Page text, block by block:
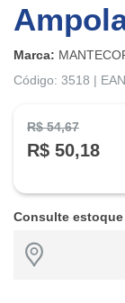
Marca:
Código: 3518 |
R$ 54,67
R$ 50,18
Consulte